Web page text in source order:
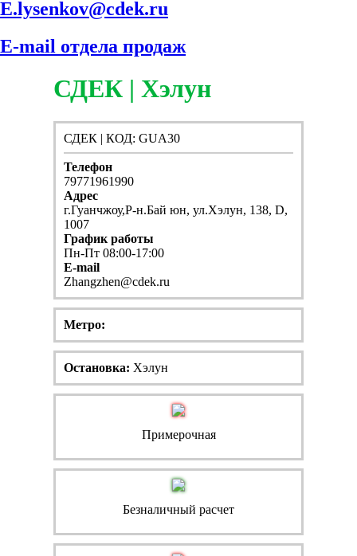
E.lysenkov@cdek.ru
E-mail отдела продаж
СДЕК | Хэлун
СДЕК | КОД: GUA30
Телефон
79771961990
Адрес
г.Гуанчжоу,Р-н.Бай юн, ул.Хэлун, 138, D,
1007
График работы
Пн-Пт 08:00-17:00
E-mail
Zhangzhen@cdek.ru
Метро:
Остановка: Хэлун
Примерочная
Безналичный расчет